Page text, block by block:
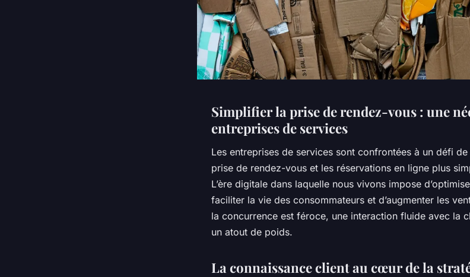
Simplifier la prise de rendez-vous : une
entreprises de services
Les entreprises de services sont confrontées à un défi
prise de rendez-vous et les réservations en ligne plus
L’ère digitale dans laquelle nous vivons impose
faciliter la vie des consommateurs et d’augmenter les
la concurrence est féroce, une interaction fluide avec la
un atout de poids.
La connaissance client au cœur de la